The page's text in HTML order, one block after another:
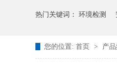
热门关键词： 环境检测
您的位置: 首页 > 产